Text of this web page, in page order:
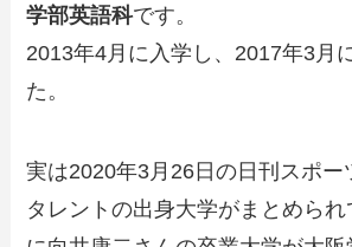
学部英語科です。
2013年4月に入学し、2017年3月
た。
実は2020年3月26日の日刊スポー
タレントの出身大学がまとめら